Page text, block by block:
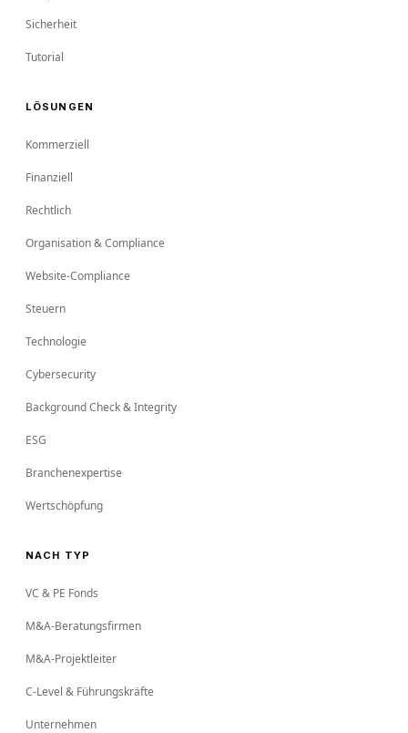
Sicherheit
Tutorial
LÖSUNGEN
Kommerziell
Finanziell
Rechtlich
Organisation & Compliance
Website-Compliance
Steuern
Technologie
Cybersecurity
Background Check & Integrity
ESG
Branchenexpertise
Wertschöpfung
NACH TYP
VC & PE Fonds
M&A-Beratungsfirmen
M&A-Projektleiter
C-Level & Führungskräfte
Unternehmen